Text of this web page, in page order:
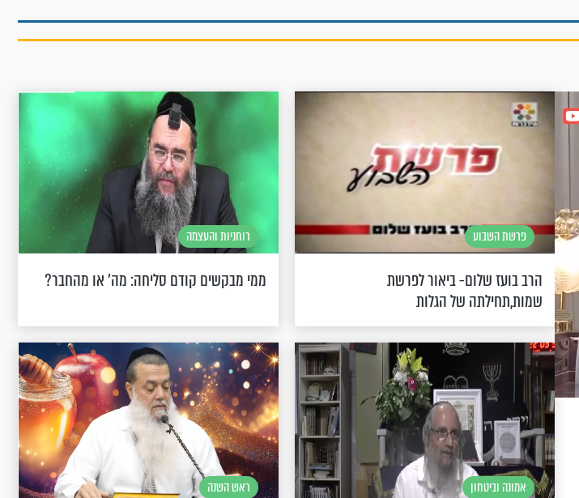
פרשת השבוע
הרב בועז שלום- ביאור לפרשת
שמות,תחילתה של הגלות
רוחניות והעצמה
ממי מבקשים קודם סליחה: מה' או מהחבר?
אמונה וביטחון ראש השנה